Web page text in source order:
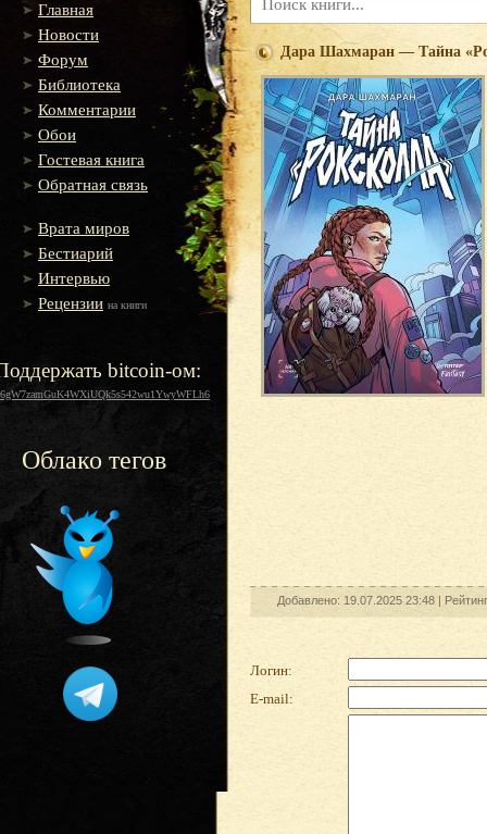
Главная
Новости
Форум
Библиотека
Комментарии
Обои
Гостевая книга
Обратная связь
Врата миров
Бестиарий
Интервью
Рецензии на книги
bitcoin-ом:
Облако тегов
Дара Шахмаран — Тайна
Добавлено: 19.07.2025 23:48 |
Логин:
E-mail: